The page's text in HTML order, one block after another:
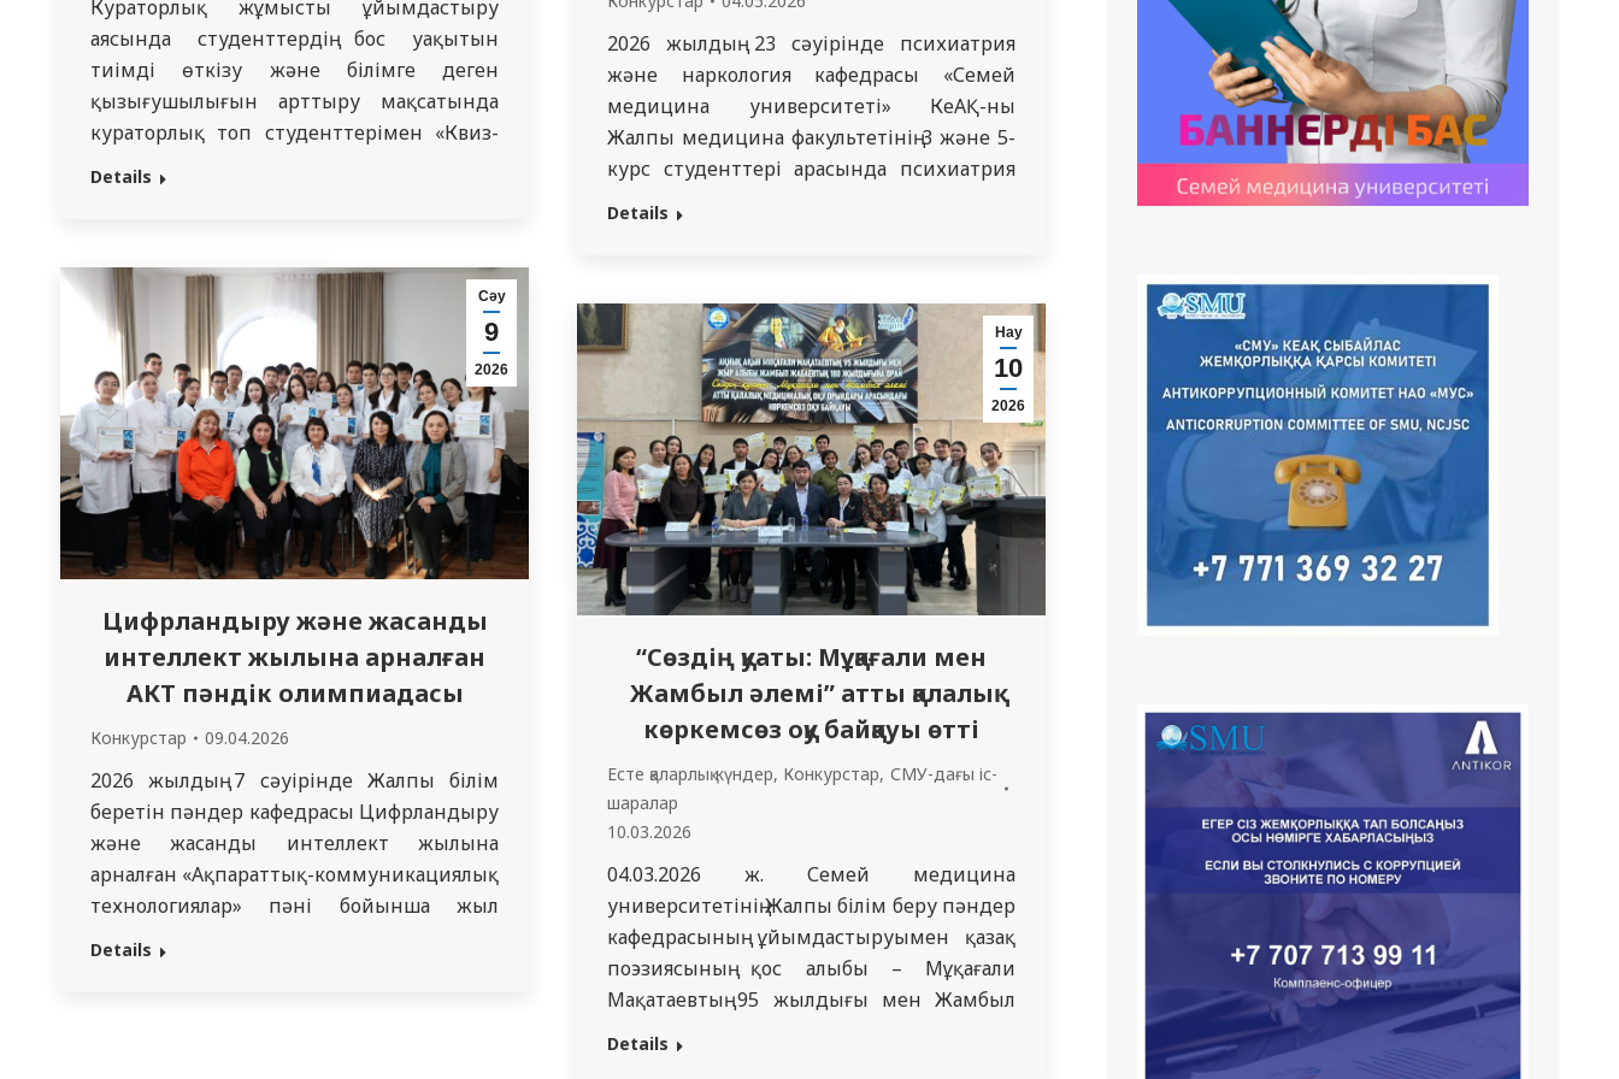
Кураторлық жұмысты ұйымдастыру
аясында студенттердің бос уақытын
тиімді өткізу және білімге деген
қызығушылығын арттыру мақсатында
кураторлық топ студенттерімен «Квиз-
плиз!» командалық-интеллектуалдық
бірге 2025 жылғы 10 қазанда
ұйымдастырдым. Ойын барысында
жалпы эрудиция, логикалық ойлау және
медицина саласына қатысты білімді
қамтитын сұрақтар мен тапсырмалар
ұсынылды. Студенттер команда…
Details
2026 жылдың 23 сәуірінде психиатрия
және наркология кафедрасы «Семей
медицина университеті» КеАҚ-ның
Жалпы медицина факультетінің 3 және 5-
курс студенттері арасында психиатрия
пәні бойынша «Клиникалық
психиатрия және наркология
кафедрасының меңгерушісі; Алмагамбетова
А. А. – кафедра ассистенті; Муратов М. А. –
резидентура дәрігері.…
Details
Сәу
9
2026
Цифрландыру және жасанды
интеллект жылына арналған
АКТ пәндік олимпиадасы
Конкурстар 09.04.2026
2026 жылдың 7 сәуірінде Жалпы білім
беретін пәндер кафедрасы Цифрландыру
және жасанды интеллект жылына
арналған «Ақпараттық-коммуникациялық
технологиялар» пәні бойынша жыл
сайынғы университетішілік пәндік
Details
Нау
10
2026
“Сөздің қуаты: Мұқағали мен
Жамбыл әлемі” атты қалалық
көркемсөз оқу байқауы өтті
Есте қаларлық күндер, Конкурстар, СМУ-дағы іс-
шаралар
10.03.2026
04.03.2026 ж. Семей медицина
университетінің Жалпы білім беру пәндер
кафедрасының ұйымдастыруымен қазақ
поэзиясының қос алыбы – Мұқағали
Мақатаевтың 95 жылдығы мен Жамбыл
Жабаевтың 180 жылдығына арналған
Details